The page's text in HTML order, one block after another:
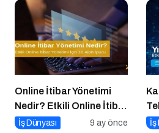
Online İtibar Yönetimi
Nedir? Etkili Online İtibar
Yönetimi İçin 10 Altın
İş Dünyası 9 ay önce İş